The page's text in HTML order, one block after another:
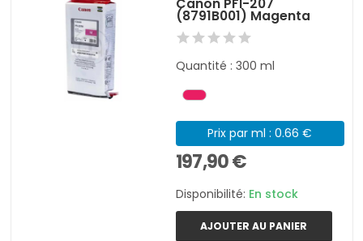
(8791B001) Magenta
Quantité : 300 ml
Prix par ml : 0.66 €
197,90 €
Disponibilité: En stock
AJOUTER AU PANIER